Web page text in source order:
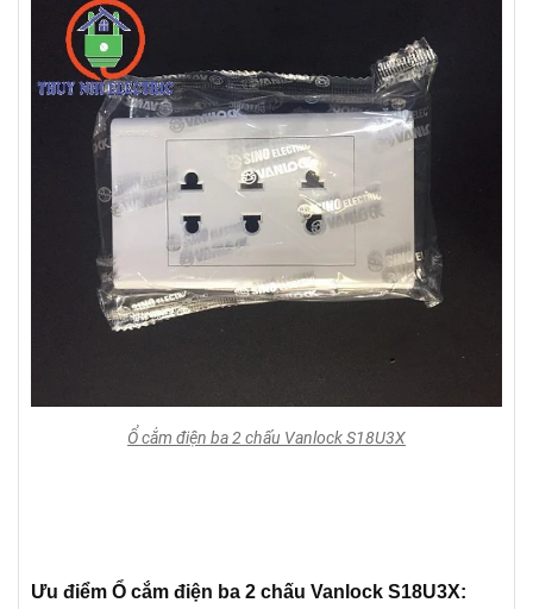
Ổ cắm điện ba 2 chấu Vanlock S18U3X
Ưu điểm Ổ cắm điện ba 2 chấu Vanlock S18U3X: